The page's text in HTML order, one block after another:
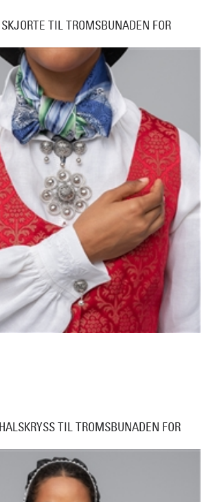
TIL TROMSBUNADEN FOR
TIL TROMSBUNADEN FOR